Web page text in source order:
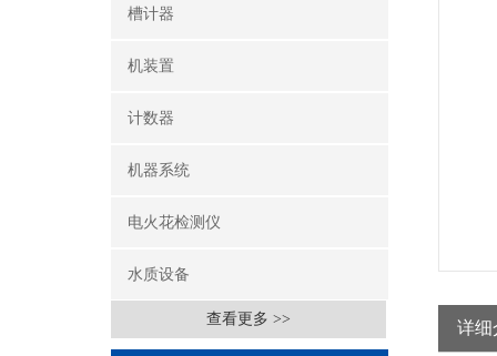
槽计器
机装置
计数器
机器系统
电火花检测仪
水质设备
查看更多 >> 详细